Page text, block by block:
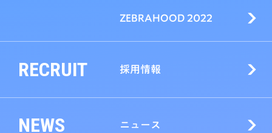
ZEBRAHOOD 2022
RECRUIT 採用情報
NEWS ニュース